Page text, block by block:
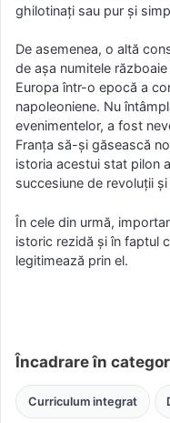
ghilotinaţi sau pur şi
De asemenea, o altă
de aşa numitele
Europa într-o epocă a
napoleoniene. Nu
evenimentelor, a fost
Franţa să-şi găsească
istoria acestui stat pilon
succesiune de revoluţii
În cele din urmă,
istoric rezidă şi în faptul
legitimează prin el.
Încadrare în
Curriculum integrat